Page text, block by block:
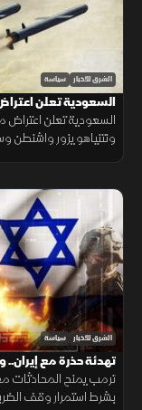
الشرق للأخبار سياسة
السعودية تعلن
السعودية تعلن اعتراض
ونتنياهو يزور
الشرق للأخبار سياسة
تهدئة حذرة مع
ترمب يمنح المحادثات
بشرط استمرار وقف